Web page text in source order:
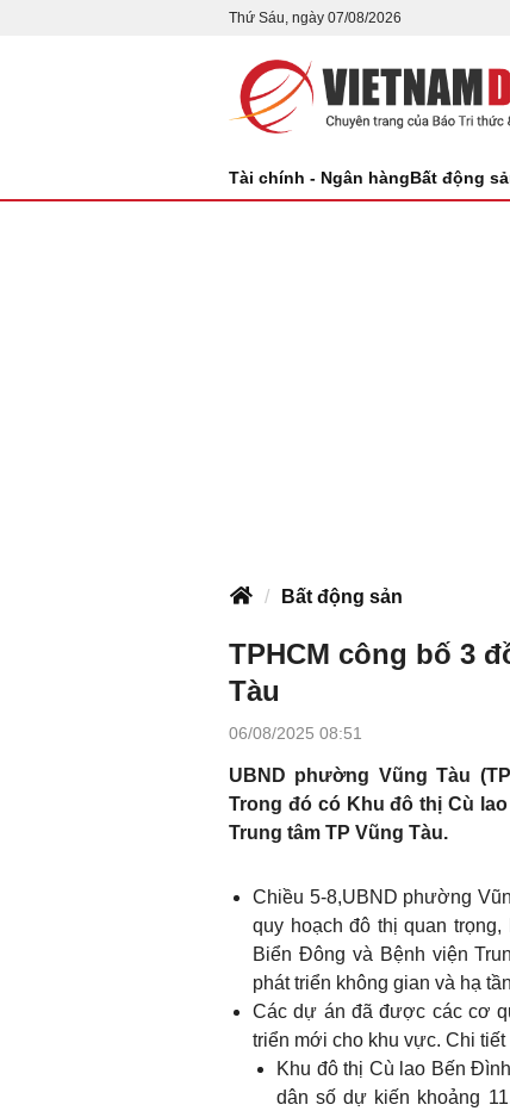
Thứ Sáu, ngày 07/08/2026
Tài chính - Ngân hàngBất động
Bất động sản
TPHCM công bố 3
Tàu
06/08/2025 08:51
UBND phường Vũng Tàu
Trong đó có Khu đô thị Cù
Trung tâm TP Vũng Tàu.
Chiều 5-8,UBND phường
quy hoạch đô thị quan
Biển Đông và Bệnh viện
phát triển không gian và hạ
Các dự án đã được các cơ
triển mới cho khu vực. Chi
Khu đô thị Cù lao Bến
dân số dự kiến khoảng